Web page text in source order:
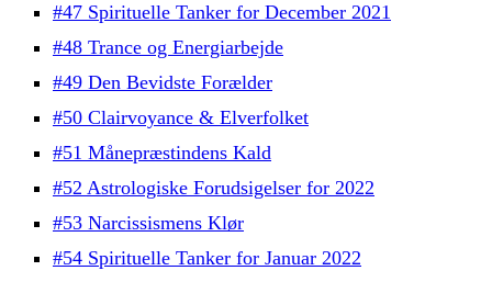
#47 Spirituelle Tanker for December 2021
#48 Trance og Energiarbejde
#49 Den Bevidste Forælder
#50 Clairvoyance & Elverfolket
#51 Månepræstindens Kald
#52 Astrologiske Forudsigelser for 2022
#53 Narcissismens Klør
#54 Spirituelle Tanker for Januar 2022